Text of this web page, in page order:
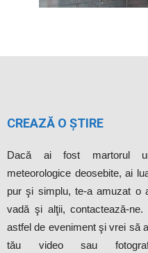
CREAZĂ O ȘTIRE
Dacă ai fost martorul
meteorologice deosebite, ai
pur şi simplu, te-a amuzat o
vadă şi alţii, contactează-
astfel de eveniment şi vrei să
tău video sau